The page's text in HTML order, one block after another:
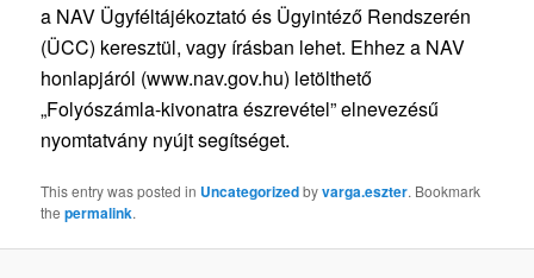
a NAV Ügyféltájékoztató és Ügyintéző Rendszerén
(ÜCC) keresztül, vagy írásban lehet. Ehhez a NAV
honlapjáról (www.nav.gov.hu) letölthető
„Folyószámla-kivonatra észrevétel” elnevezésű
nyomtatvány nyújt segítséget.
This entry was posted in Uncategorizedbyvarga.eszter. Bookmark
thepermalink.